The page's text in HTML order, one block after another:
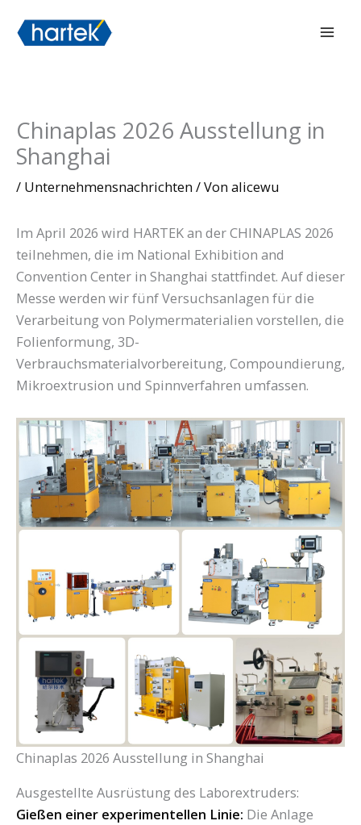
Inhalt
Chinaplas 2026 Ausstellung in
Shanghai
/ Unternehmensnachrichten / Von alicewu
Im April 2026 wird HARTEK an der CHINAPLAS 2026
teilnehmen, die im National Exhibition and
Convention Center in Shanghai stattfindet. Auf dieser
Messe werden wir fünf Versuchsanlagen für die
Verarbeitung von Polymermaterialien vorstellen, die
Folienformung, 3D-
Verbrauchsmaterialvorbereitung, Compoundierung,
Mikroextrusion und Spinnverfahren umfassen.
Chinaplas 2026 Ausstellung in Shanghai
Ausgestellte Ausrüstung des Laborextruders:
Gießen einer experimentellen Linie: Die Anlage